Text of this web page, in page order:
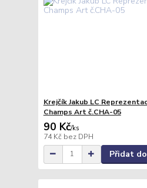
Krejčík Jakub LC
Champs Art č.CHA-05
90 Kč/ks
74 Kč bez DPH
Přidat